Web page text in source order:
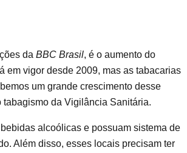
da BBC Brasil, é o aumento do
em vigor desde 2009, mas as tabacarias
um grande crescimento desse
tabagismo da Vigilância Sanitária.
alcoólicas e possuam sistema de
Além disso, esses locais precisam ter